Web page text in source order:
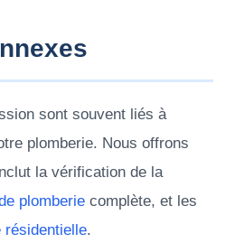
sont souvent liés à
plomberie. Nous offrons
la vérification de la
plomberie complète, et les
résidentielle.